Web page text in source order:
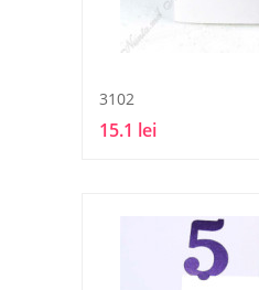
3102
15.1 lei